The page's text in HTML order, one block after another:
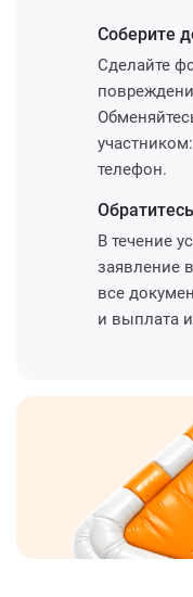
Соберите
Сделайте
телефон.
Обратитесь
В течение
заявление
все
и выплата